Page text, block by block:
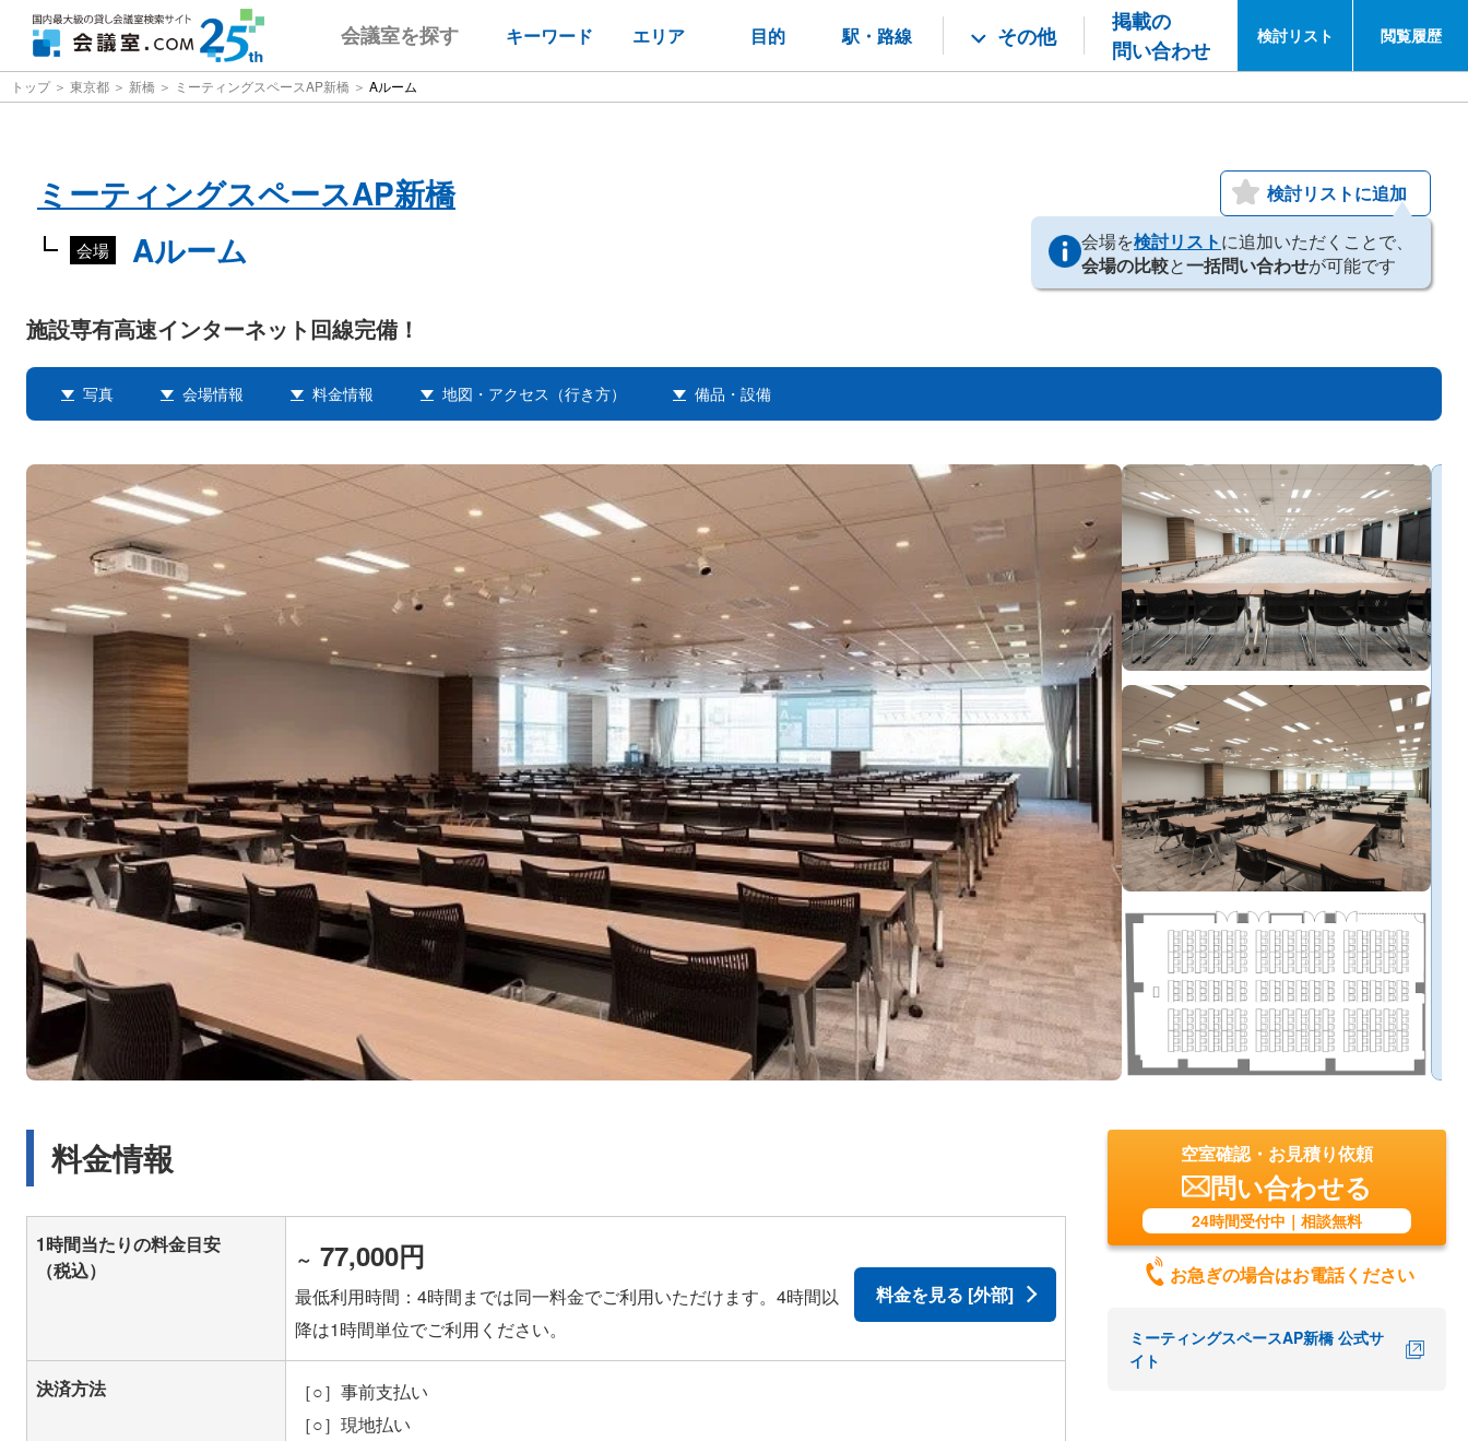
会議室を探す キーワード エリア 目的 駅・路線 その他
掲載の
問い合わせ
検討リスト 閲覧履歴
トップ 東京都 新橋 ミーティングスペースAP新橋 Aルーム
ミーティングスペースAP新橋
会場 Aルーム
検討リストに追加
会場を検討リストに追加いただくことで、
会場の比較と一括問い合わせが可能です
施設専有高速インターネット回線完備！
写真 会場情報 料金情報 地図・アクセス（行き方） 備品・設備
料金情報
1時間当たりの料金目安
（税込）
～ 77,000円
最低利用時間：4時間までは同一料金でご利用いただけます。4時間以
降は1時間単位でご利用ください。
料金を見る [外部]
決済方法
［○］事前支払い
［○］現地払い
空室確認・お見積り依頼
問い合わせる
24時間受付中｜相談無料
お急ぎの場合はお電話ください
ミーティングスペースAP新橋 公式サ
イト